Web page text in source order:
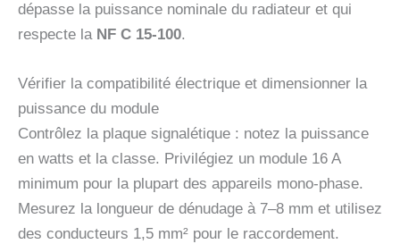
dépasse la puissance nominale du radiateur et qui
respecte la NF C 15-100.
Vérifier la compatibilité électrique et dimensionner la
puissance du module
Contrôlez la plaque signalétique : notez la puissance
en watts et la classe. Privilégiez un module 16 A
minimum pour la plupart des appareils mono‑phase.
Mesurez la longueur de dénudage à 7–8 mm et utilisez
des conducteurs 1,5 mm² pour le raccordement.